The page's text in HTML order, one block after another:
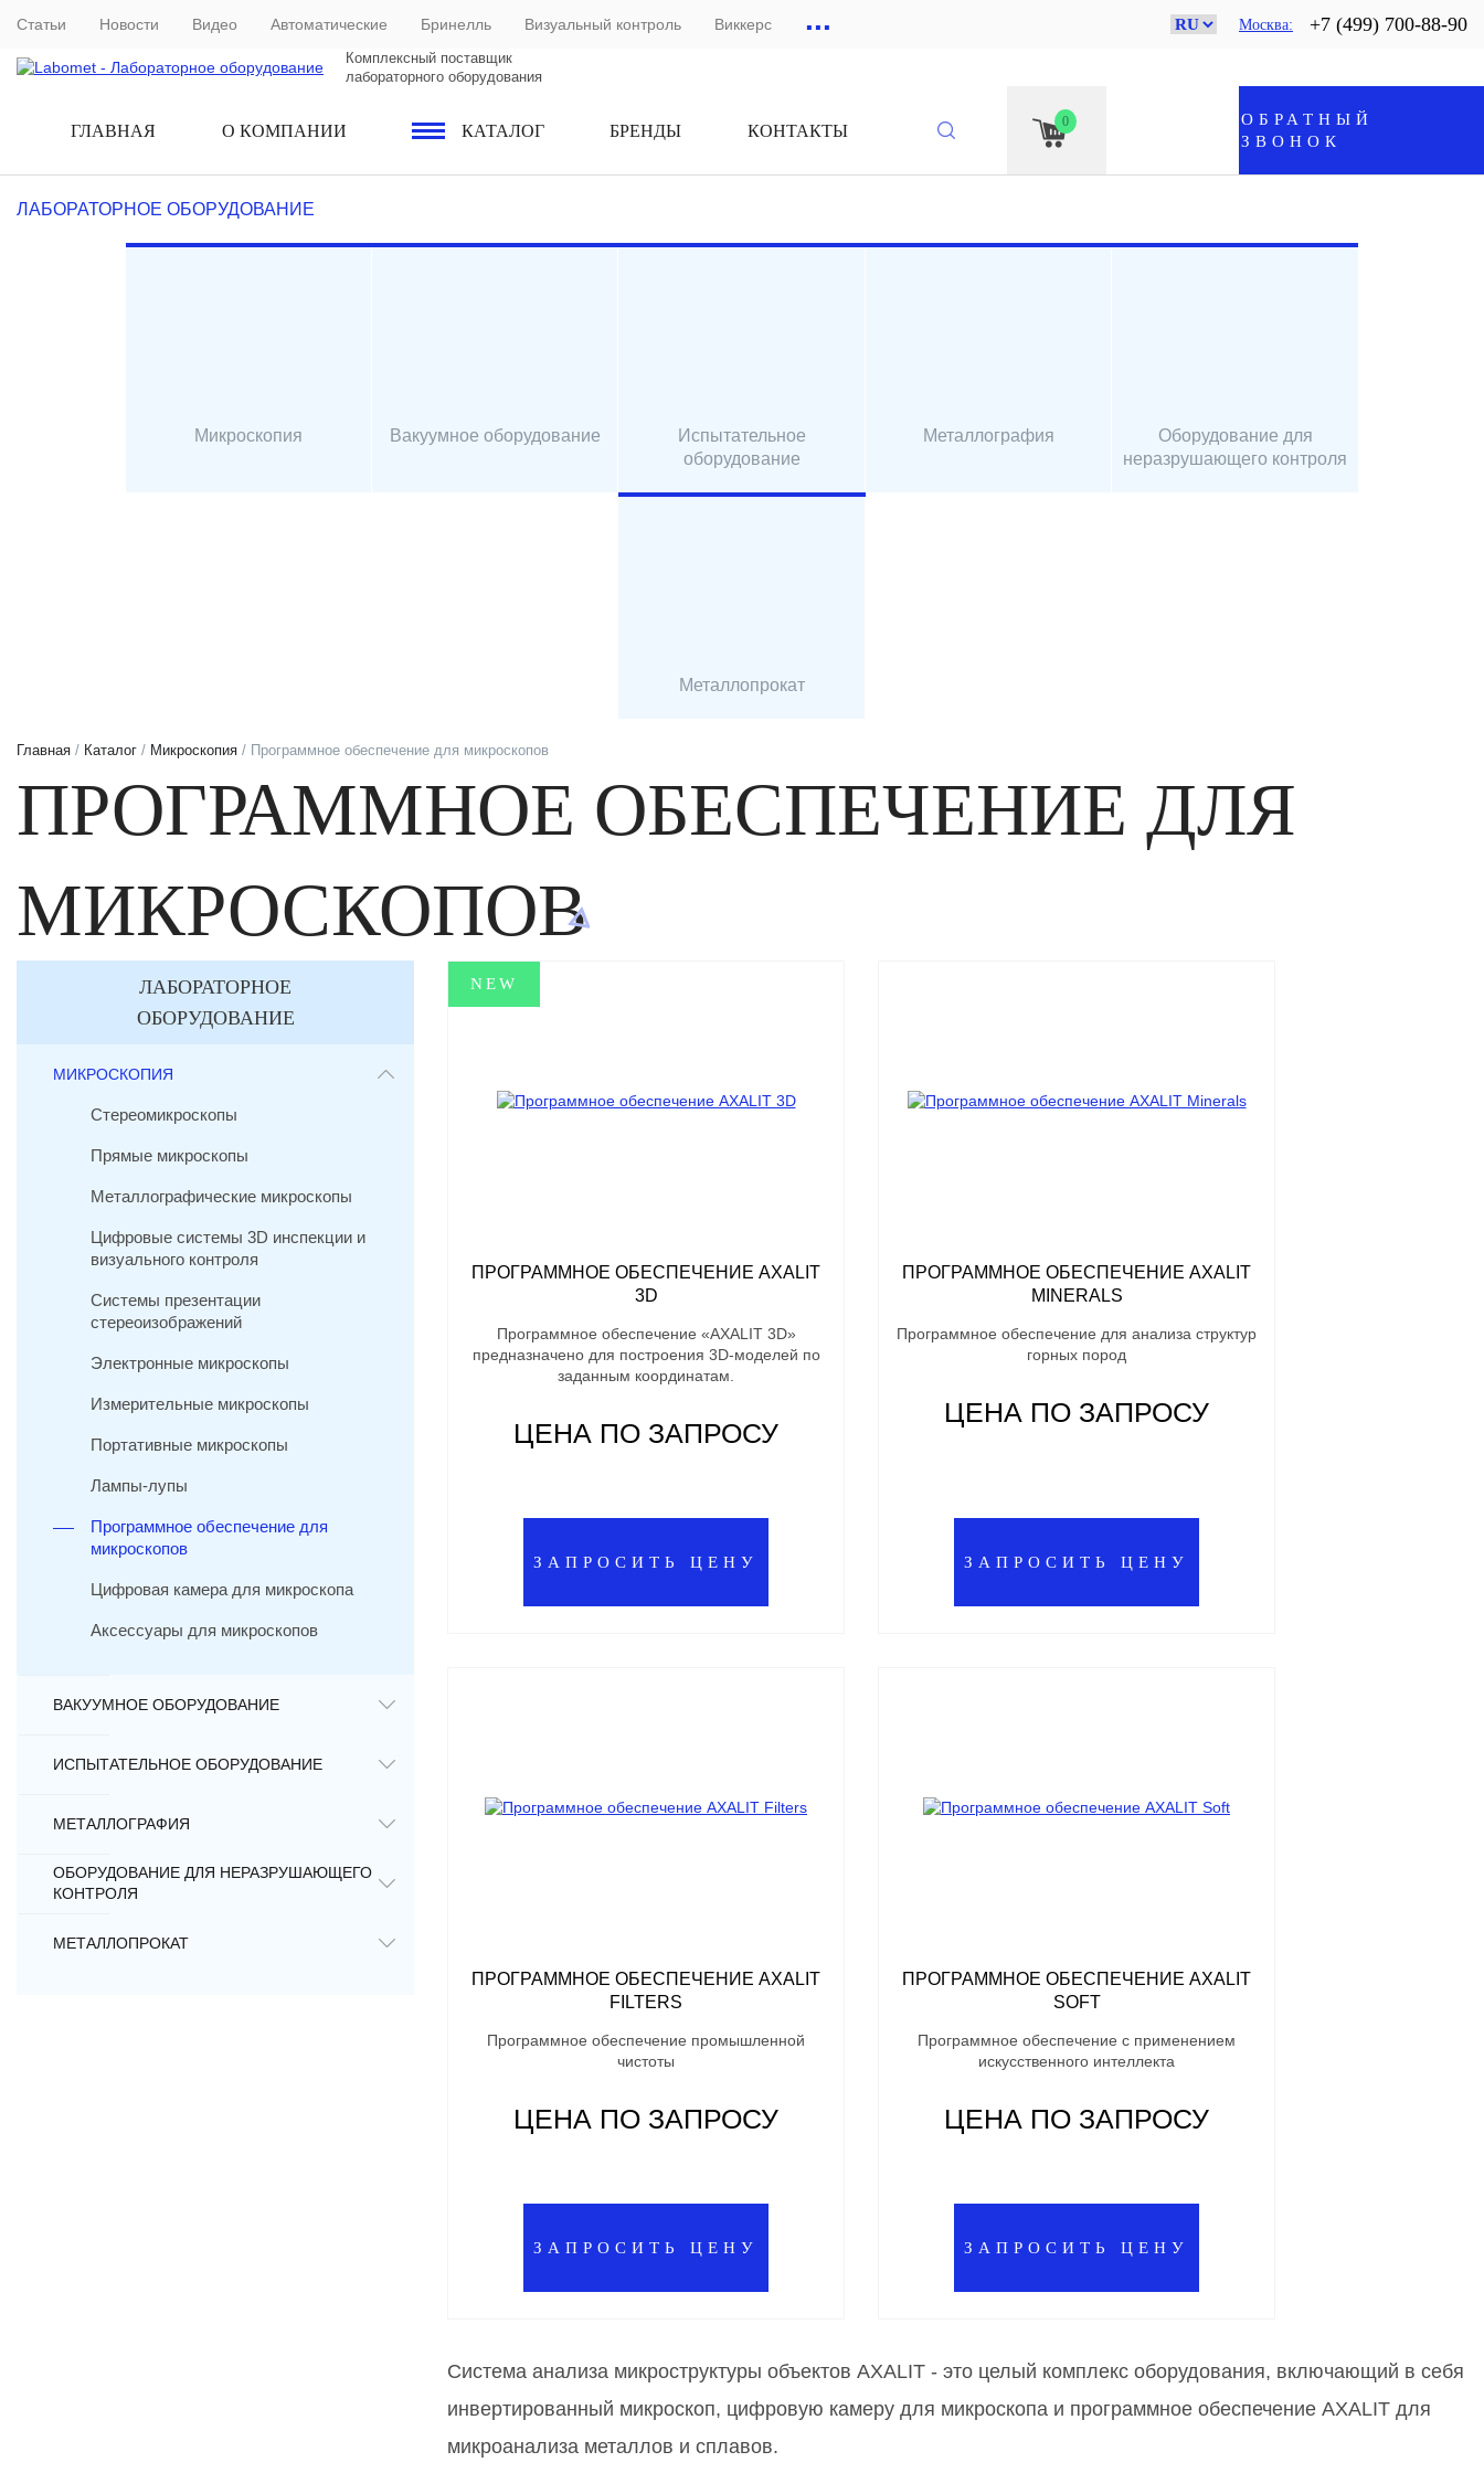
Статьи Новости Видео Автоматические Бринелль Визуальный контроль Виккерс ... Москва +7 (499) 700-88-90
Комплексный поставщик
лабораторного оборудования
ГЛАВНАЯ О КОМПАНИИ КАТАЛОГ БРЕНДЫ КОНТАКТЫ 0
ОБРАТНЫЙ
ЗВОНОК
ЛАБОРАТОРНОЕ ОБОРУДОВАНИЕ
Микроскопия Вакуумное оборудование
Испытательное
оборудование
Металлография
Оборудование для
неразрушающего контроля
Металлопрокат
Главная / Каталог / Микроскопия / Программное обеспечение для микроскопов
ПРОГРАММНОЕ ОБЕСПЕЧЕНИЕ ДЛЯ
МИКРОСКОПОВ
ПРОГРАММНОЕ ОБЕСПЕЧЕНИЕ AXALIT
3D
Программное обеспечение «AXALIT 3D»
предназначено для построения 3D-моделей по
заданным координатам.
ЦЕНА ПО ЗАПРОСУ
ЗАПРОСИТЬ ЦЕНУ
ПРОГРАММНОЕ ОБЕСПЕЧЕНИЕ AXALIT
MINERALS
Программное обеспечение для анализа структур
горных пород
ЦЕНА ПО ЗАПРОСУ
ЗАПРОСИТЬ ЦЕНУ
ПРОГРАММНОЕ ОБЕСПЕЧЕНИЕ AXALIT
FILTERS
Программное обеспечение промышленной
чистоты
ЦЕНА ПО ЗАПРОСУ
ЗАПРОСИТЬ ЦЕНУ
ПРОГРАММНОЕ ОБЕСПЕЧЕНИЕ AXALIT
SOFT
Программное обеспечение с применением
искусственного интеллекта
ЦЕНА ПО ЗАПРОСУ
ЗАПРОСИТЬ ЦЕНУ
Система анализа микроструктуры объектов AXALIT - это целый комплекс оборудования, включающий в себя
инвертированный микроскоп, цифровую камеру для микроскопа и программное обеспечение AXALIT для
микроанализа металлов и сплавов.
ЛАБОРАТОРНОЕ
ОБОРУДОВАНИЕ
МИКРОСКОПИЯ
Стереомикроскопы
Прямые микроскопы
Металлографические микроскопы
Цифровые системы 3D инспекции и
визуального контроля
Системы презентации
стереоизображений
Электронные микроскопы
Измерительные микроскопы
Портативные микроскопы
Лампы-лупы
Программное обеспечение для
микроскопов
Цифровая камера для микроскопа
Аксессуары для микроскопов
ВАКУУМНОЕ ОБОРУДОВАНИЕ
ИСПЫТАТЕЛЬНОЕ ОБОРУДОВАНИЕ
МЕТАЛЛОГРАФИЯ
ОБОРУДОВАНИЕ ДЛЯ НЕРАЗРУШАЮЩЕГО
КОНТРОЛЯ
МЕТАЛЛОПРОКАТ